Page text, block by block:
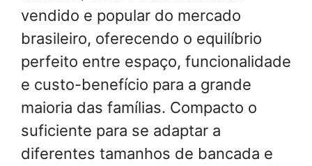
vendido e popular do mercado
brasileiro, oferecendo o equilíbrio
perfeito entre espaço, funcionalidade
e custo-benefício para a grande
maioria das famílias. Compacto o
suficiente para se adaptar a
diferentes tamanhos de bancada e